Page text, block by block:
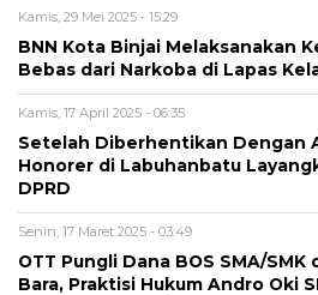
Kamis, 29 Mei 2025 - 15:29
BNN Kota Binjai Melaksanakan
Bebas dari Narkoba di Lapas
Kamis, 17 April 2025 - 06:35
Setelah Diberhentikan Dengan
Honorer di Labuhanbatu
DPRD
Senin, 17 Maret 2025 - 03:49
OTT Pungli Dana BOS SMA/
Bara, Praktisi Hukum Andro Oki